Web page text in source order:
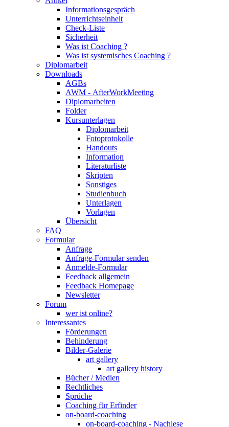
Informationsgespräch
Unterrichtseinheit
Check-Liste
Sicherheit
Was ist Coaching ?
Was ist systemisches Coaching ?
Diplomarbeit
Downloads
AGBs
AWM - AfterWorkMeeting
Diplomarbeiten
Folder
Kursunterlagen
Diplomarbeit
Fotoprotokolle
Handouts
Information
Literaturliste
Skripten
Sonstiges
Studienbuch
Unterlagen
Vorlagen
Übersicht
FAQ
Formular
Anfrage
Anfrage-Formular senden
Anmelde-Formular
Feedback allgemein
Feedback Homepage
Newsletter
Forum
wer ist online?
Interessantes
Förderungen
Behinderung
Bilder-Galerie
art gallery
art gallery history
Bücher / Medien
Rechtliches
Sprüche
Coaching für Erfinder
on-board-coaching
on-board-coaching - Nachlese